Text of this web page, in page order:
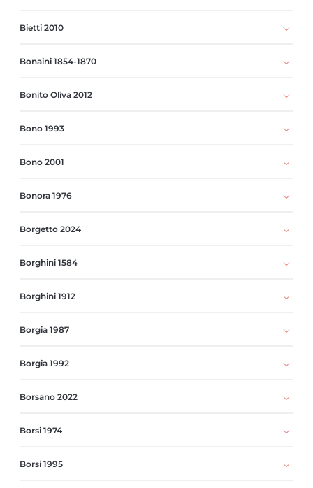
Bietti 2010
Bonaini 1854-1870
Bonito Oliva 2012
Bono 1993
Bono 2001
Bonora 1976
Borgetto 2024
Borghini 1584
Borghini 1912
Borgia 1987
Borgia 1992
Borsano 2022
Borsi 1974
Borsi 1995